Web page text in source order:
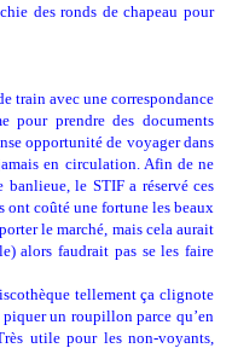
des ronds de chapeau pour
train avec une correspondance
pour prendre des documents
opportunité de voyager dans
en circulation. Afin de ne
banlieue, le STIF a réservé ces
ont coûté une fortune les beaux
le marché, mais cela aurait
alors faudrait pas se les faire
tellement ça clignote
un roupillon parce qu’en
utile pour les non-voyants,